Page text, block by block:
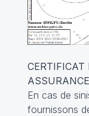
CERTIFICAT
ASSURANCE
En cas de
fournissons